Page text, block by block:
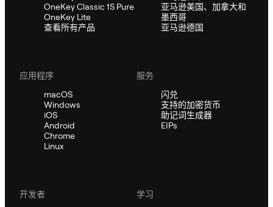
OneKey Classic 1S Pure
OneKey Lite
查看所有产品
亚马逊美国、加拿大和
墨西哥
亚马逊德国
应用程序
macOS
Windows
iOS
Android
Chrome
Linux
服务
闪兑
支持的加密货币
助记词生成器
EIPs
开发者
学习